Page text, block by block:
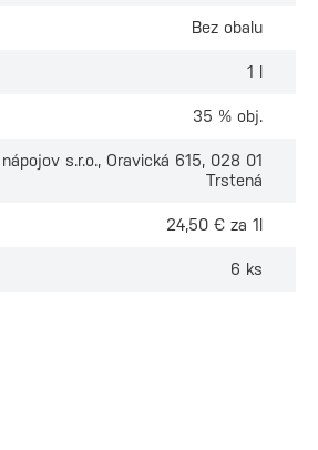
Bez obalu
1 l
35 % obj.
s.r.o., Oravická 615, 028 01
Trstená
24,50 € za 1l
6 ks